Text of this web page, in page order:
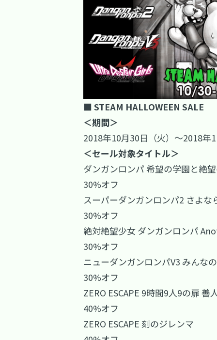
■ STEAM HALLOWEEN SALE
＜期間＞
2018年10月30日（火）～2018年
＜セール対象タイトル＞
ダンガンロンパ 希望の学園と絶
30%オフ
スーパーダンガンロンパ2 さよな
30%オフ
絶対絶望少女 ダンガンロンパ
30%オフ
ニューダンガンロンパV3 みんな
30%オフ
ZERO ESCAPE 9時間9人9の扉
40%オフ
ZERO ESCAPE 刻のジレンマ